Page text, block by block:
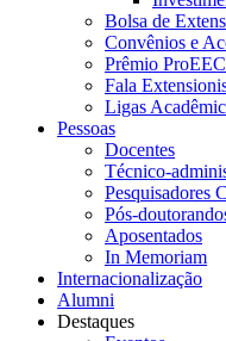
Bolsa de
Convênios e
Prêmio ProEEC
Fala
Ligas
Pessoas
Docentes
Técnico-
Pesquisadores
Pós-
Aposentados
In Memoriam
Internacionalização
Alumni
Destaques